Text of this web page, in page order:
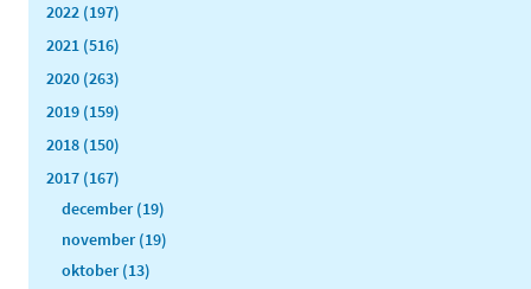
2022 (197)
2021 (516)
2020 (263)
2019 (159)
2018 (150)
2017 (167)
december (19)
november (19)
oktober (13)